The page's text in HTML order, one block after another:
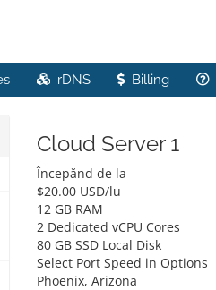
rDNS Billing
Cloud Server 1
Începănd de la
$20.00 USD/lu
12 GB RAM
2 Dedicated vCPU Cores
80 GB SSD Local Disk
Select Port Speed in Options
Phoenix, Arizona